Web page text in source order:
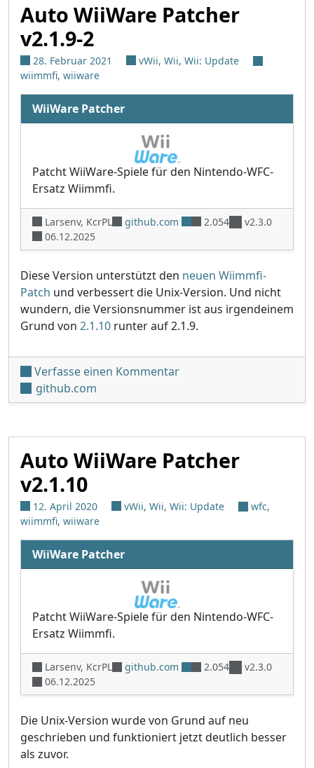
Auto WiiWare Patcher
v2.1.9-2
28. Februar 2021 vWii, Wii, Wii: Update
wiimmfi, wiiware
WiiWare Patcher
Patcht WiiWare-Spiele für den Nintendo-WFC-
Ersatz Wiimmfi.
Larsenv, KcrPL github.com 2.054
v2.3.0
06.12.2025
Diese Version unterstützt den neuen Wiimmfi-
Patch und verbessert die Unix-Version. Und nicht
wundern, die Versionsnummer ist aus irgendeinem
Grund von 2.1.10 runter auf 2.1.9.
Verfasse einen Kommentarunter 'Auto WiiWare
github.com
Auto WiiWare Patcher
v2.1.10
12. April 2020 vWii, Wii, Wii: Update wfc,
wiimmfi, wiiware
WiiWare Patcher
Patcht WiiWare-Spiele für den Nintendo-WFC-
Ersatz Wiimmfi.
Larsenv, KcrPL github.com 2.054
v2.3.0
06.12.2025
Die Unix-Version wurde von Grund auf neu
geschrieben und funktioniert jetzt deutlich besser
als zuvor.